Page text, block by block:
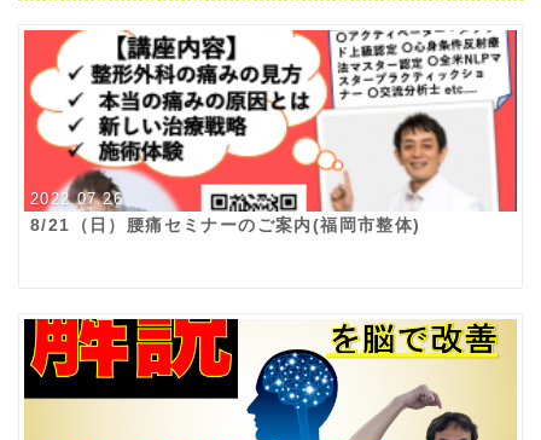
2022.07.26
8/21（日）腰痛セミナーのご案内(福岡市整体)